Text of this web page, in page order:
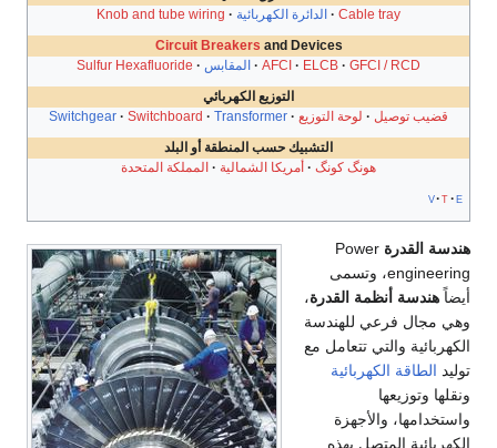
Cable tray
الدائرة الكهربائية
Knob and tube wiring
Circuit Breakers and Devices
AFCI
ELCB GFCI / RCD المقابس
Sulfur Hexafluoride
التوزيع الكهربائي
قضيب توصيل
لوحة التوزيع Switchgear Switchboard
Transformer
التشبيك حسب المنطقة أو البلد
هونگ كونگ
أمريكا الشمالية
المملكة المتحدة
v t e
هندسة القدرة Power
engineering، وتسمى
أيضاً هندسة أنظمة القدرة،
وهي مجال فرعي للهندسة
الكهربائية والتي تتعامل مع
توليد الطاقة الكهربائية
ونقلها وتوزيعها
واستخدامها، والأجهزة
الكهربائية المتصل بهذه